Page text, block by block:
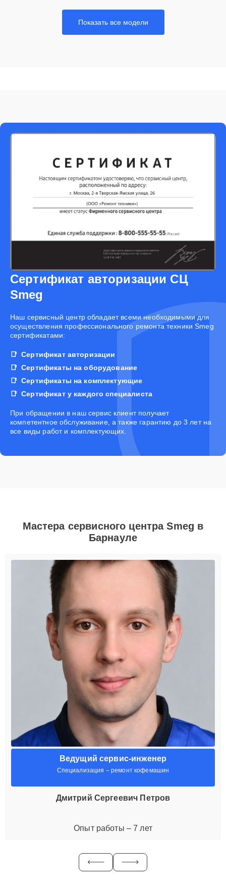
Показать все модели
Сертификат авторизации СЦ
Smeg
Наш сервисный центр обладает всеми необходимыми для
осуществления профессионального ремонта техники Smeg
сертификатами:
Сертификат авторизации
Сертификаты на оборудование
Сертификаты на комплектующие
Сертификат у каждого специалиста
При обращении в наш сервис клиент получает
компетентное обслуживание, а также гарантию до 3 лет на
все виды работ и комплектующих.
Мастера сервисного центра Smeg в
Барнауле
Ведущий сервис-инженер
Специализация – ремонт кофемашин
Дмитрий Сергеевич Петров
Опыт работы – 7 лет